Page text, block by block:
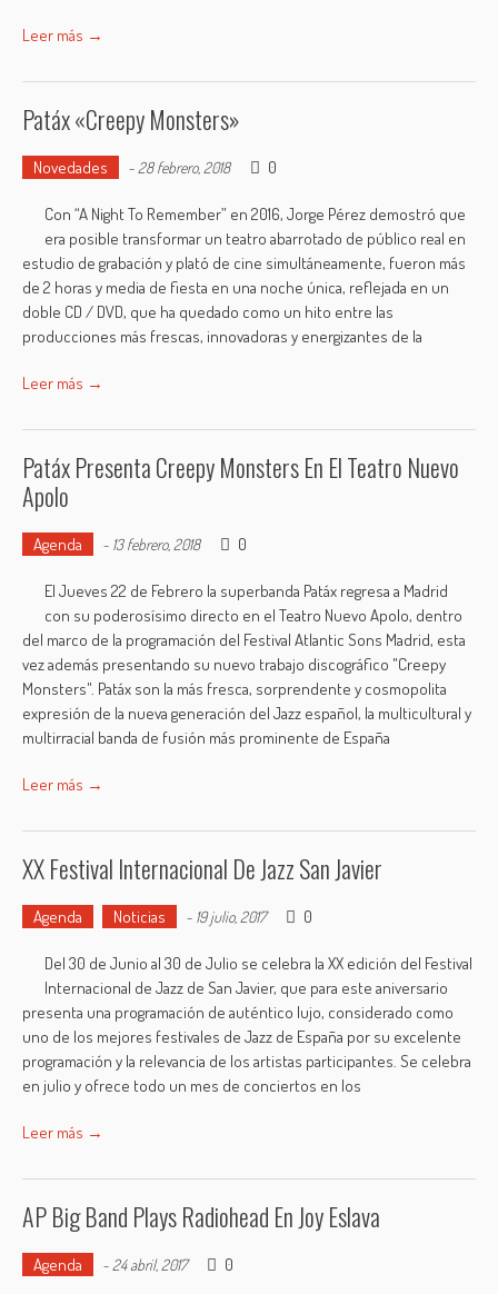
Leer más →
Patáx «Creepy Monsters»
Novedades - 28 febrero, 2018 0
Con “A Night To Remember” en 2016, Jorge Pérez demostró que
era posible transformar un teatro abarrotado de público real en
estudio de grabación y plató de cine simultáneamente, fueron más
de 2 horas y media de fiesta en una noche única, reflejada en un
doble CD / DVD, que ha quedado como un hito entre las
producciones más frescas, innovadoras y energizantes de la
Leer más →
Patáx Presenta Creepy Monsters En El Teatro Nuevo
Apolo
Agenda - 13 febrero, 2018 0
El Jueves 22 de Febrero la superbanda Patáx regresa a Madrid
con su poderosísimo directo en el Teatro Nuevo Apolo, dentro
del marco de la programación del Festival Atlantic Sons Madrid, esta
vez además presentando su nuevo trabajo discográfico "Creepy
Monsters". Patáx son la más fresca, sorprendente y cosmopolita
expresión de la nueva generación del Jazz español, la multicultural y
multirracial banda de fusión más prominente de España
Leer más →
XX Festival Internacional De Jazz San Javier
Agenda Noticias - 19 julio, 2017 0
Del 30 de Junio al 30 de Julio se celebra la XX edición del Festival
Internacional de Jazz de San Javier, que para este aniversario
presenta una programación de auténtico lujo, considerado como
uno de los mejores festivales de Jazz de España por su excelente
programación y la relevancia de los artistas participantes. Se celebra
en julio y ofrece todo un mes de conciertos en los
Leer más →
AP Big Band Plays Radiohead En Joy Eslava
Agenda - 24 abril, 2017 0